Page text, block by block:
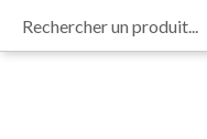
Afin d’évaluer et
intéressent.